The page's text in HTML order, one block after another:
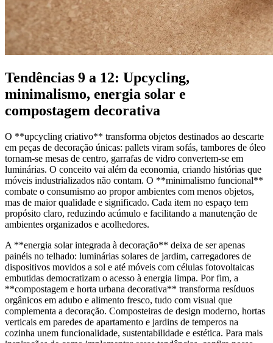
Tendências 9 a 12: Upcycling,
minimalismo, energia solar e
compostagem decorativa
O **upcycling criativo** transforma objetos destinados ao descarte
em peças de decoração únicas: pallets viram sofás, tambores de óleo
tornam-se mesas de centro, garrafas de vidro convertem-se em
luminárias. O conceito vai além da economia, criando histórias que
móveis industrializados não contam. O **minimalismo funcional**
combate o consumismo ao propor ambientes com menos objetos,
mas de maior qualidade e significado. Cada item no espaço tem
propósito claro, reduzindo acúmulo e facilitando a manutenção de
ambientes organizados e acolhedores.
A **energia solar integrada à decoração** deixa de ser apenas
painéis no telhado: luminárias solares de jardim, carregadores de
dispositivos movidos a sol e até móveis com células fotovoltaicas
embutidas democratizam o acesso à energia limpa. Por fim, a
**compostagem e horta urbana decorativa** transforma resíduos
orgânicos em adubo e alimento fresco, tudo com visual que
complementa a decoração. Composteiras de design moderno, hortas
verticais em paredes de apartamento e jardins de temperos na
cozinha unem funcionalidade, sustentabilidade e estética. Para mais